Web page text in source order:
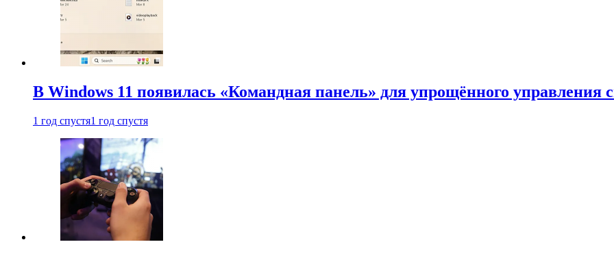
В Windows 11 появилась «Командная панель» для упрощённого управления
1 год спустя1 год спустя